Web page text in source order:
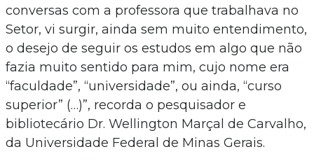
conversas com a professora que trabalhava no
Setor, vi surgir, ainda sem muito entendimento,
o desejo de seguir os estudos em algo que não
fazia muito sentido para mim, cujo nome era
“faculdade”, “universidade”, ou ainda, “curso
superior” (…)”, recorda o pesquisador e
bibliotecário Dr. Wellington Marçal de Carvalho,
da Universidade Federal de Minas Gerais.